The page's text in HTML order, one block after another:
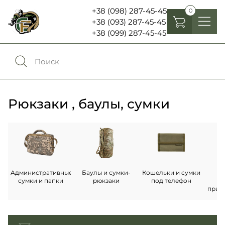
+38 (098) 287-45-45
+38 (093) 287-45-45
+38 (099) 287-45-45
0
Аксесуары
Рюкзаки , баулы, сумки
Административные
сумки и папки
Баулы и сумки-
рюкзаки
Кошельки и сумки
под телефон